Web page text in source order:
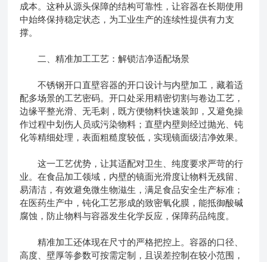
成本。这种从源头保障的结构可靠性，让容器在长期使用
中始终保持稳定状态，为工业生产的连续性提供有力支
撑。
二、精准加工工艺：解锁洁净适配场景
不锈钢开口直壁容器的开口设计与内壁加工，藏着适
配多场景的工艺密码。开口处采用精密切割与卷边工艺，
边缘平整光滑、无毛刺，既方便物料快速装卸，又避免操
作过程中划伤人员或污染物料；直壁内壁则经过抛光、钝
化等精细处理，表面粗糙度较低，实现镜面级洁净效果。
这一工艺优势，让其适配对卫生、纯度要求严苛的行
业。在食品加工领域，内壁的镜面光滑度让物料无残留、
易清洁，有效避免微生物滋生，满足食品安全生产标准；
在医药生产中，钝化工艺形成的致密氧化膜，能抵御酸碱
腐蚀，防止物料与容器发生化学反应，保障药品纯度。
精准加工还体现在尺寸的严格把控上。容器的口径、
高度、壁厚等参数可按需定制，且误差控制在较小范围，